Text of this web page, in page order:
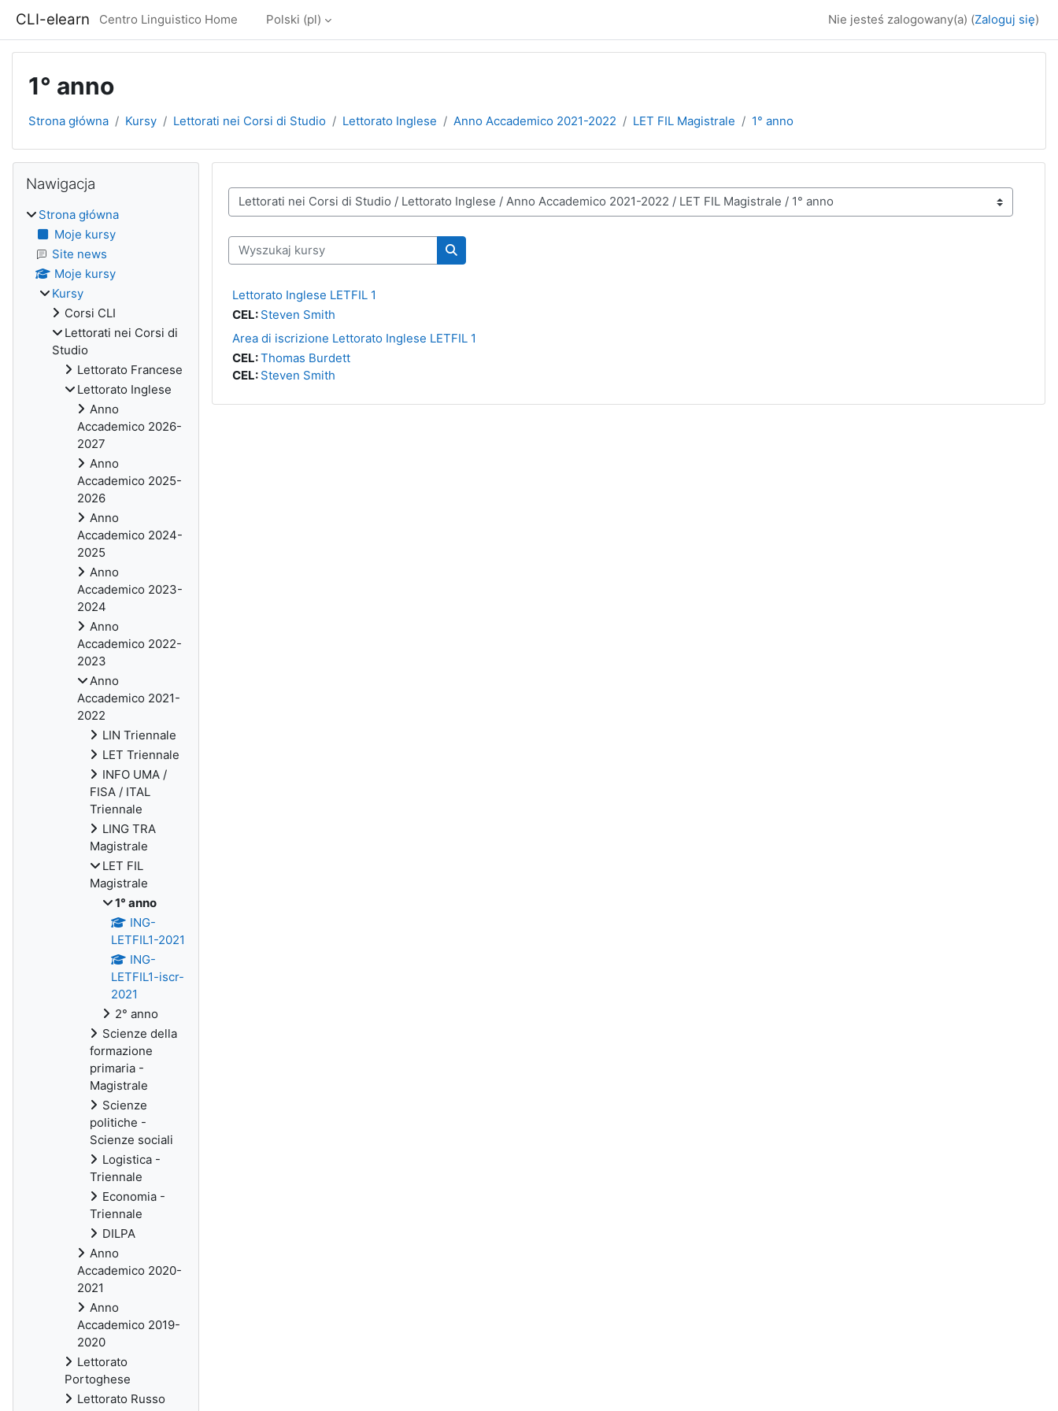
CLI-elearn Centro Linguistico Home Polski ‎(pl)‎ Nie jesteś zalogowany(a) (Zaloguj się)
1° anno
Strona główna Kursy Lettorati nei Corsi di Studio Lettorato Inglese Anno Accademico 2021-2022 LET FIL Magistrale 1° anno
Kategorie kursów
Wyszukaj kursy
Wyszukaj kursy
Lettorato Inglese LETFIL 1
CEL: Steven Smith
Area di iscrizione Lettorato Inglese LETFIL 1
CEL:Thomas Burdett
CEL: Steven Smith
Bloki
Nawigacja
Strona główna
Moje kursy
Site news
Moje kursy
Kursy
Corsi CLI
Lettorati nei Corsi di
Studio
Lettorato Francese
Lettorato Inglese
Anno
Accademico 2026-
2027
Anno
Accademico 2025-
2026
Anno
Accademico 2024-
2025
Anno
Accademico 2023-
2024
Anno
Accademico 2022-
2023
Anno
Accademico 2021-
2022
LIN Triennale
LET Triennale
INFO UMA /
FISA / ITAL
Triennale
LING TRA
Magistrale
LET FIL
Magistrale
1° anno
ING-
LETFIL1-2021
ING-
LETFIL1-iscr-
2021
2° anno
Scienze della
formazione
primaria -
Magistrale
Scienze
politiche -
Scienze sociali
Logistica -
Triennale
Economia -
Triennale
DILPA
Anno
Accademico 2020-
2021
Anno
Accademico 2019-
2020
Lettorato
Portoghese
Lettorato Russo